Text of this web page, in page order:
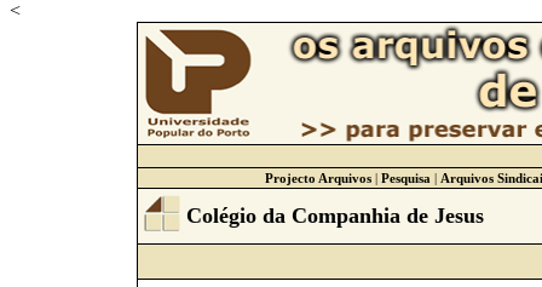
<
Projecto Arquivos| Pesquisa | Arquivos
Colégio da Companhia de Jesus